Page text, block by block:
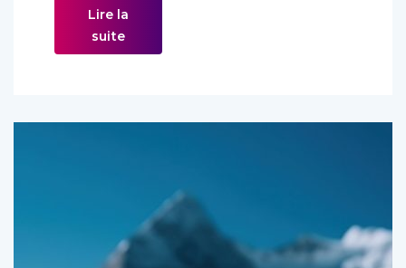
Lire la
suite